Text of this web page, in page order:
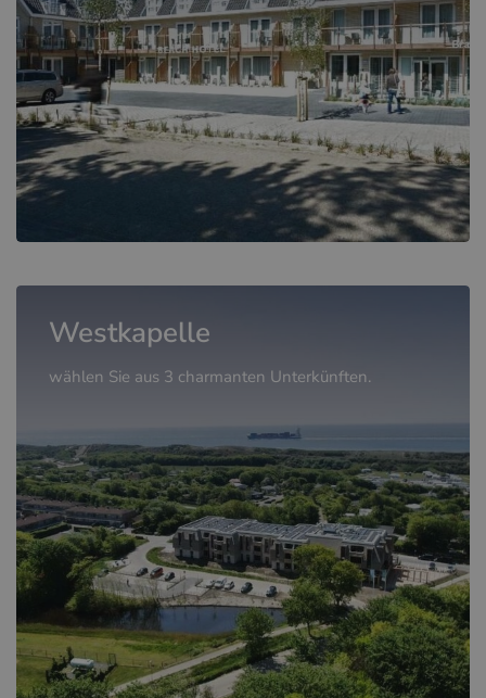
Westkapelle
wählen Sie aus 3 charmanten Unterkünften.